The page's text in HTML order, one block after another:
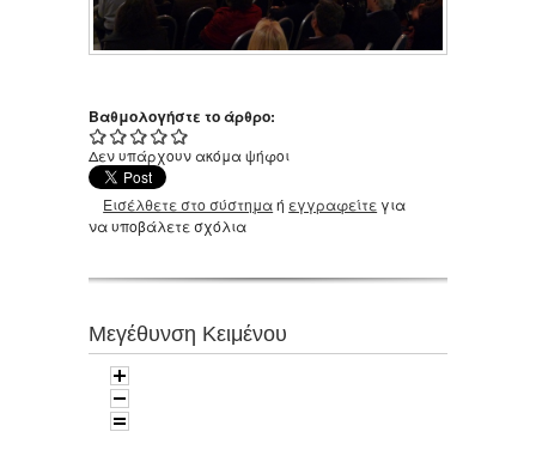
Βαθμολογήστε το άρθρο:
Δεν υπάρχουν ακόμα ψήφοι
Εισέλθετε στο σύστημαή εγγραφείτε για
να υποβάλετε σχόλια
Μεγέθυνση Κειμένου